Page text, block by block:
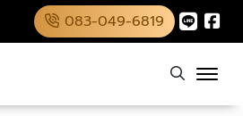
083-049-6819